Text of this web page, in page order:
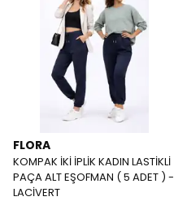
FLORA
KOMPAK İKİ İPLİK KADIN LASTİKLİ
PAÇA ALT EŞOFMAN ( 5 ADET ) -
LACİVERT